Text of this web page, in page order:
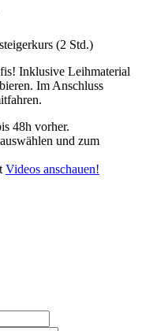
(2 Std.)
Inklusive Leihmaterial
Im Anschluss
48h vorher.
und zum
Videos anschauen!